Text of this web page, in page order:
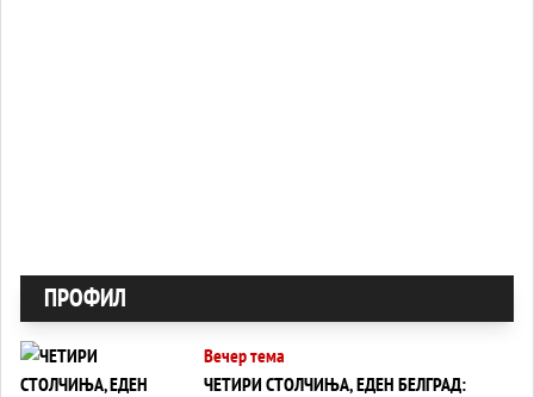
ПРОФИЛ
Вечер тема
ЧЕТИРИ СТОЛЧИЊА, ЕДЕН БЕЛГРАД: